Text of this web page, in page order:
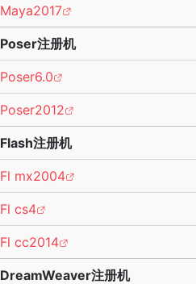
Maya2017
Poser注册机
Poser6.0
Poser2012
Flash注册机
Fl mx2004
Fl cs4
Fl cc2014
DreamWeaver注册机